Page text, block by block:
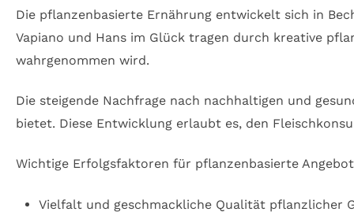
Die pflanzenbasierte Ernährung entwickelt sich in
Vapiano und Hans im Glück tragen durch kreative
wahrgenommen wird.
Die steigende Nachfrage nach nachhaltigen und
bietet. Diese Entwicklung erlaubt es, den
Wichtige Erfolgsfaktoren für pflanzenbasierte
Vielfalt und geschmackliche Qualität pflanzlicher